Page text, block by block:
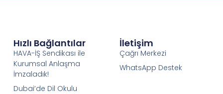
Hızlı Bağlantılar
HAVA-İŞ Sendikası ile
Kurumsal Anlaşma
İmzaladık!
Dubai’de Dil Okulu
İletişim
Çağrı Merkezi
WhatsApp Destek